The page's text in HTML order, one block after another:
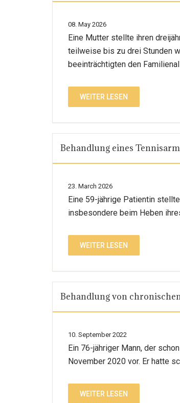
08. May 2026
Eine Mutter stellte ihren
teilweise bis zu drei Stunden
beeinträchtigten den
WEITER LESEN
Behandlung eines
23. March 2026
Eine 59-jährige Patientin
insbesondere beim Heben
WEITER LESEN
Behandlung von
10. September 2022
Ein 76-jähriger Mann, der
November 2020 vor. Er hatte
WEITER LESEN